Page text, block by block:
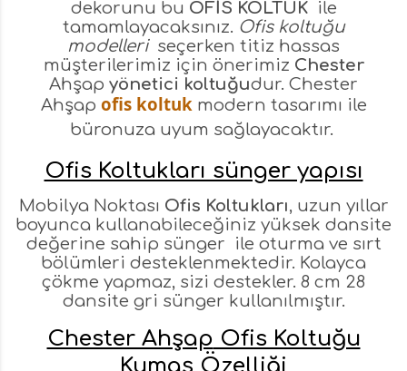
dekorunu bu OFİS KOLTUKile
tamamlayacaksınız. Ofis koltuğu
modelleri seçerken titiz hassas
müşterilerimiz için önerimiz Chester
Ahşap yönetici koltuğudur. Chester
Ahşap ofis koltuk modern tasarımı ile
büronuza uyum sağlayacaktır.
Ofis Koltukları sünger yapısı
Mobilya Noktası Ofis Koltukları, uzun yıllar
boyunca kullanabileceğiniz yüksek dansite
değerine sahip sünger ile oturma ve sırt
bölümleri desteklenmektedir. Kolayca
çökme yapmaz, sizi destekler. 8 cm 28
dansite gri sünger kullanılmıştır.
Chester Ahşap Ofis Koltuğu
Kumaş Özelliği